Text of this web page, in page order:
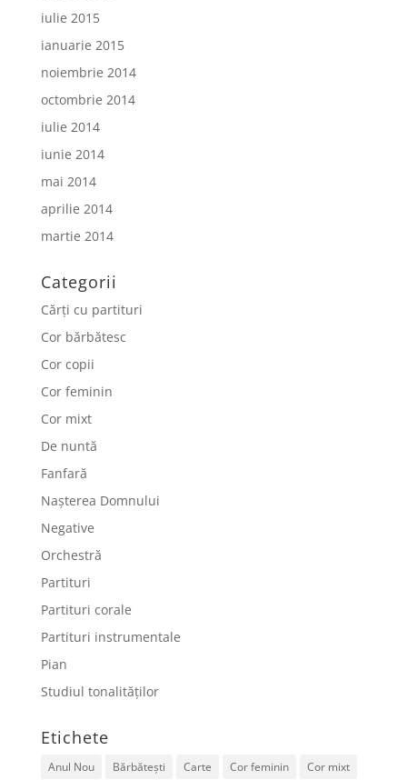
iulie 2015
ianuarie 2015
noiembrie 2014
octombrie 2014
iulie 2014
iunie 2014
mai 2014
aprilie 2014
martie 2014
Categorii
Cărți cu partituri
Cor bărbătesc
Cor copii
Cor feminin
Cor mixt
De nuntă
Fanfară
Nașterea Domnului
Negative
Orchestră
Partituri
Partituri corale
Partituri instrumentale
Pian
Studiul tonalităților
Etichete
Anul Nou Bărbătești Carte Cor feminin Cor mixt